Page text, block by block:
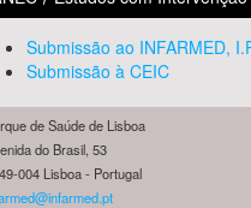
Submissão ao INFARMED,
Submissão à CEIC
de Saúde de Lisboa
do Brasil, 53
004 Lisboa - Portugal